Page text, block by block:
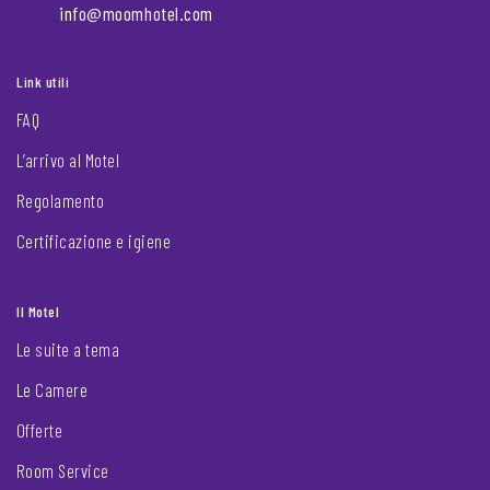
info@moomhotel.com
Link utili
FAQ
L’arrivo al Motel
Regolamento
Certificazione e igiene
Il Motel
Le suite a tema
Le Camere
Offerte
Room Service